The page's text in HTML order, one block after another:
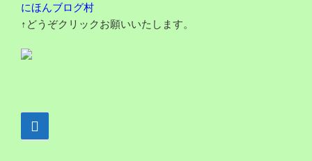
にほんブログ村
↑どうぞクリックお願いいたします。